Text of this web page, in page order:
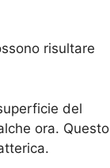
risultare
del
ora. Questo